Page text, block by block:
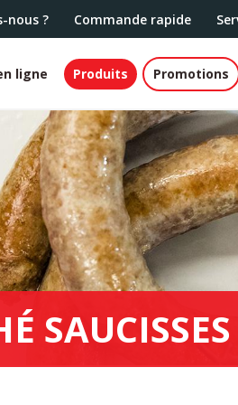
nous ? Commande rapide
ligne Produits Promotions